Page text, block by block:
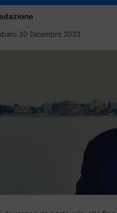
30 Dicembre 2023